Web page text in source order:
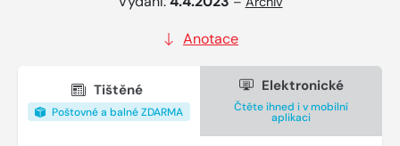
Anotace
Tištěné
Poštovné a balné ZDARMA
Elektronické
Čtěte ihned i v mobilní
aplikaci